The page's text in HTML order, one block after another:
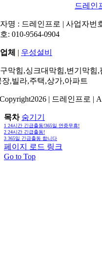
드레인
명 : 드레인프로 | 사업자번
: 010-9564-0904
체 | 우성설비
막힘,싱크대막힘,변기막힘
장,빌라,주택,상가,아파트
| 드레인프로 |
목차 숨기기
1 24시간 긴급출동!365일 연중무휴!
2 24시간 긴급출동!
3 365일 긴급출동 합니다
페이지 로드 링크
Go to Top